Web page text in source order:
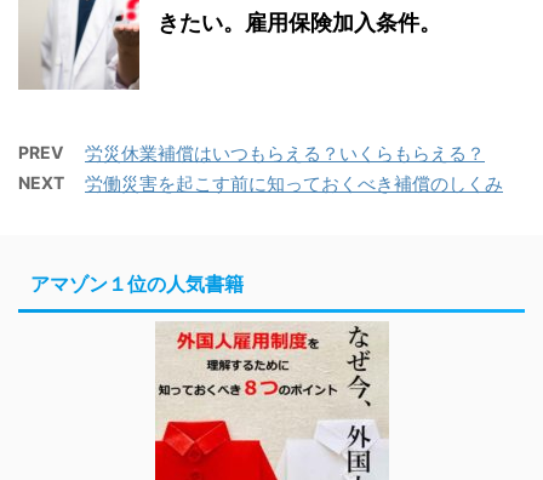
きたい。雇用保険加入条件。
PREV 労災休業補償はいつもらえる？いくらもらえる？
NEXT 労働災害を起こす前に知っておくべき補償のしくみ
アマゾン１位の人気書籍